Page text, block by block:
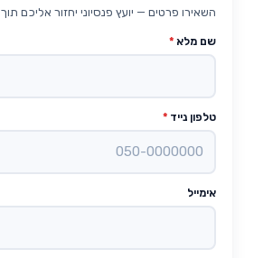
השאירו פרטים — יועץ פנסיוני יחזור אליכם תוך 24 שעות.
שם מלא *
טלפון נייד *
אימייל